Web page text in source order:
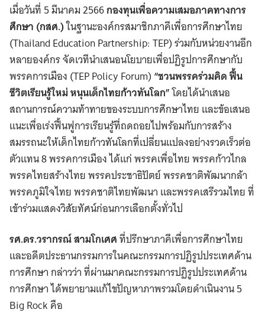
เมื่อวันที่ 5 มีนาคม 2566กองทุนเพื่อความเสมอภาคทางการ
ศึกษา (กสศ.)ในฐานะองค์กรสมาชิกภาคีเพื่อการศึกษาไทย
(Thailand Education Partnership: TEP) ร่วมกับหน่วยงานอีก
หลายองค์กร จัดเวทีนำเสนอนโยบายเพื่อปฏิรูปการศึกษากับ
พรรคการเมือง (TEP Policy Forum) “ชวนพรรคร่วมคิด ฟื้น
ชีวิตเรียนรู้ใหม่ หนุนเด็กไทยก้าวทันโลก”โดยได้นำเสนอ
สถานการณ์ความท้าทายของระบบการศึกษาไทย และข้อเสนอ
แนะเพื่อเร่งฟื้นฟูการเรียนรู้ที่ถดถอยไปพร้อมกับการสร้าง
สมรรถนะให้เด็กไทยก้าวทันโลกที่เปลี่ยนแปลงอย่างรวดเร็วต่อ
ตัวแทน 8 พรรคการเมือง ได้แก่ พรรคเพื่อไทย พรรคก้าวไกล
พรรคไทยสร้างไทย พรรคประชาธิปัตย์ พรรคชาติพัฒนากล้า
พรรคภูมิใจไทย พรรคชาติไทยพัฒนา และพรรคเสรีรวมไทย ที่
เข้าร่วมแสดงวิสัยทัศน์ก่อนการเลือกตั้งทั่วไป
รศ.ดร.วรากรณ์ สามโกเศศที่ปรึกษาภาคีเพื่อการศึกษาไทย
และอดีตประธานกรรมการในคณะกรรมการปฏิรูปประเทศด้าน
การศึกษา กล่าวว่า ที่ผ่านมาคณะกรรมการปฏิรูปประเทศด้าน
การศึกษา ได้พยายามแก้ไขปัญหาภาพรวมโดยดำเนินงาน 5
Big Rock คือ